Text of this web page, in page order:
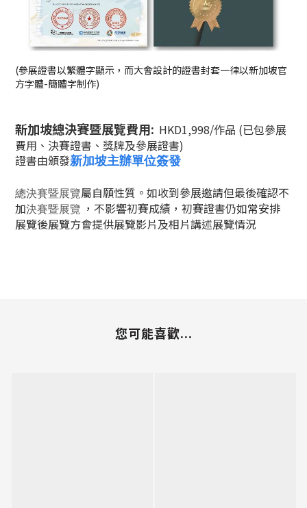
(參展證書以繁體字顯示，而大會設計的證書封套一律以新加坡官
方字體-簡體字制作)
新加坡總決賽暨展覽費用: HKD1,998/作品 (已包參展
費用、決賽證書、獎牌及參展證書)
證書由頒發新加坡主辦單位簽發
總決賽暨展覽屬自願性質。如收到參展邀請但最後確認不
加決賽暨展覽 ，不影響初賽成績， 初賽證書仍如常安排
展覽後展覽方會提供展覽影片及相片講述展覽情況
您可能喜歡...